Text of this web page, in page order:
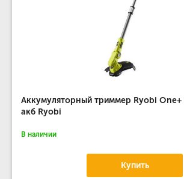
Аккумуляторный триммер Ryobi One+
акб Ryobi
В наличии
Купить